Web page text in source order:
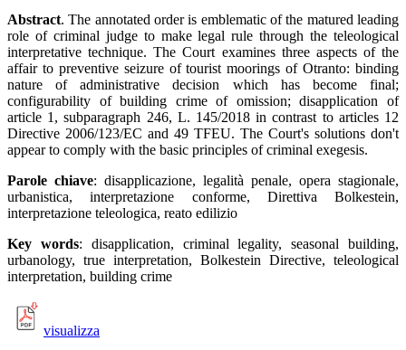
Abstract. The annotated order is emblematic of the matured leading
role of criminal judge to make legal rule through the teleological
interpretative technique. The Court examines three aspects of the
affair to preventive seizure of tourist moorings of Otranto: binding
nature of administrative decision which has become final;
configurability of building crime of omission; disapplication of
article 1, subparagraph 246, L. 145/2018 in contrast to articles 12
Directive 2006/123/EC and 49 TFEU. The Court's solutions don't
appear to comply with the basic principles of criminal exegesis.
Parole chiave: disapplicazione, legalità penale, opera stagionale,
urbanistica, interpretazione conforme, Direttiva Bolkestein,
interpretazione teleologica, reato edilizio
Key words: disapplication, criminal legality, seasonal building,
urbanology, true interpretation, Bolkestein Directive, teleological
interpretation, building crime
visualizza